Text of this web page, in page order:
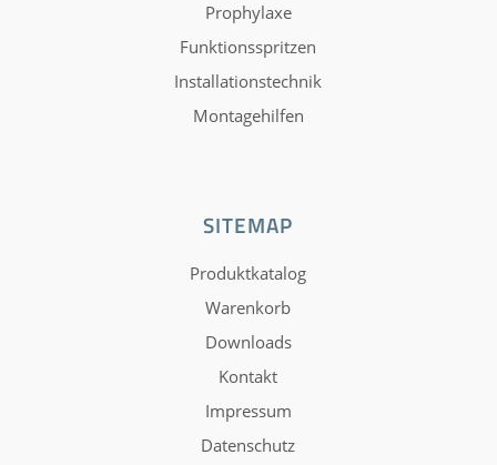
Prophylaxe
Funktionsspritzen
Installationstechnik
Montagehilfen
SITEMAP
Produktkatalog
Warenkorb
Downloads
Kontakt
Impressum
Datenschutz